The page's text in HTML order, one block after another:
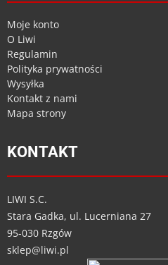
Moje konto
O Liwi
Regulamin
Polityka prywatności
Wysyłka
Kontakt z nami
Mapa strony
KONTAKT
LIWI S.C.
Stara Gadka, ul. Lucerniana 27
95-030 Rzgów
sklep@liwi.pl